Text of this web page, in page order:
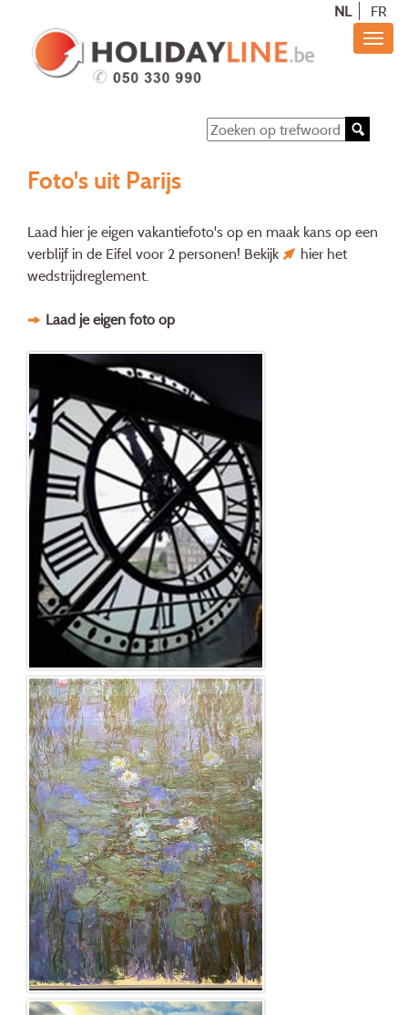
NL FR
Foto's uit Parijs
Laad hier je eigen vakantiefoto's op en maak kans op een
verblijf in de Eifel voor 2 personen! Bekijk
hier het
wedstrijdreglement.
Laad je eigen foto op